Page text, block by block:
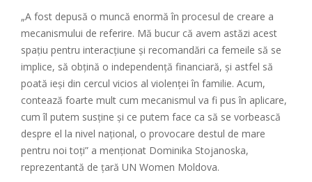
„A fost depusă o muncă enormă în procesul de creare a
mecanismului de referire. Mă bucur că avem astăzi acest
spațiu pentru interacțiune și recomandări ca femeile să se
implice, să obțină o independență financiară, și astfel să
poată ieși din cercul vicios al violenței în familie. Acum,
contează foarte mult cum mecanismul va fi pus în aplicare,
cum îl putem susține și ce putem face ca să se vorbească
despre el la nivel național, o provocare destul de mare
pentru noi toți” a menționat Dominika Stojanoska,
reprezentantă de țară UN Women Moldova.